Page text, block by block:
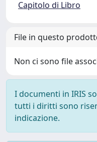
Capitolo di Libro
File in questo
Non ci sono file
I documenti in IRIS
tutti i diritti sono
indicazione.